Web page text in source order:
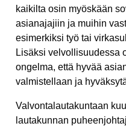
kaikilta osin myöskään
asianajajiin ja muihin
esimerkiksi työ tai
Lisäksi velvollisuudessa
ongelma, että hyvää
valmistellaan ja
Valvontalautakuntaan
lautakunnan